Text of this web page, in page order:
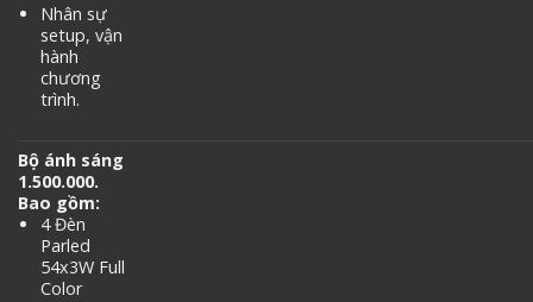
Nhân sự
setup, vận
hành
chương
trình.
Bộ ánh sáng
1.500.000.
Bao gồm:
4 Đèn
Parled
54x3W Full
Color